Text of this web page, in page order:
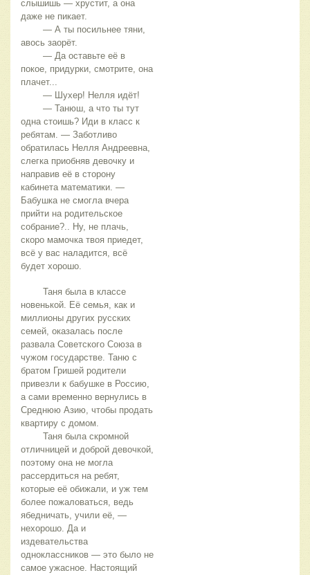
слышишь — хрустит, а она
даже не пикает.
авось заорёт.
покое, придурки, смотрите, она
плачет...
	— Шухер! Нелля идёт!
одна стоишь? Иди в класс к
ребятам. — Заботливо
обратилась Нелля Андреевна,
слегка приобняв девочку и
направив её в сторону
кабинета математики. —
Бабушка не смогла вчера
прийти на родительское
собрание?.. Ну, не плачь,
скоро мамочка твоя приедет,
всё у вас наладится, всё
будет хорошо.
новенькой. Её семья, как и
миллионы других русских
семей, оказалась после
развала Советского Союза в
чужом государстве. Таню с
братом Гришей родители
привезли к бабушке в Россию,
а сами временно вернулись в
Среднюю Азию, чтобы продать
квартиру с домом.
отличницей и доброй девочкой,
поэтому она не могла
рассердиться на ребят,
которые её обижали, и уж тем
более пожаловаться, ведь
ябедничать, учили её, —
нехорошо. Да и
издевательства
одноклассников — это было не
самое ужасное. Настоящий